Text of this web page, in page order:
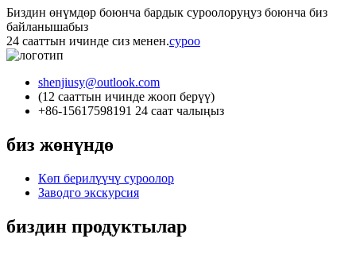
Биздин өнүмдөр боюнча бардык суроолоруңуз боюнча биз
байланышабыз
24 сааттын ичинде сиз менен.суроо
shenjiusy@outlook.com
(12 сааттын ичинде жооп берүү)
+86-15617598191 24 саат чалыңыз
биз жөнүндө
Көп берилүүчү суроолор
Заводго экскурсия
биздин продуктылар